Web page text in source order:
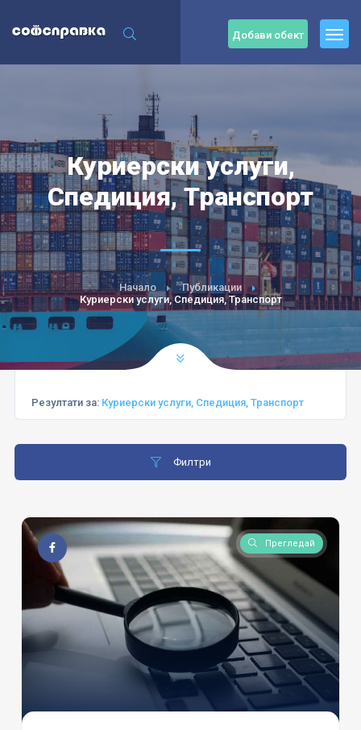
Добави обект
Куриерски услуги,
Спедиция, Транспорт
Начало
Публикации
Куриерски услуги, Спедиция, Транспорт
Резултати за: Куриерски услуги, Спедиция, Транспорт
Филтри
Прегледай